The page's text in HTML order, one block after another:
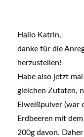
Hallo Katrin,
danke für die
herzustellen!
Habe also jetzt
gleichen Zutaten,
Eiweißpulver (war
Erdbeeren mit
200g davon.